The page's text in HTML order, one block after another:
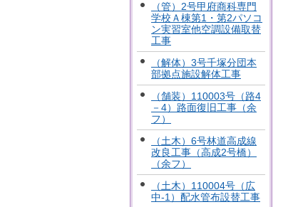
（管）2号甲府商科専門
学校Ａ棟第1・第2パソコ
ン実習室他空調設備取替
工事
（解体）3号千塚分団本
部拠点施設解体工事
（舗装）110003号（路4
－4）路面復旧工事（余
フ）
（土木）6号林道高成線
改良工事（高成2号橋）
（余フ）
（土木）110004号（広
中-1）配水管布設替工事